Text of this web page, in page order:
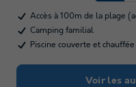
Accès à 100m de la plage
Camping familial
Piscine couverte et chauffée
Voir les